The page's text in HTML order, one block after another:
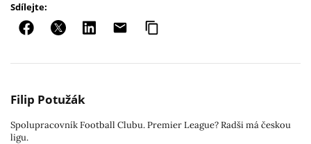
Sdílejte:
Filip Potužák
Spolupracovník Football Clubu. Premier League? Radši má českou
ligu.